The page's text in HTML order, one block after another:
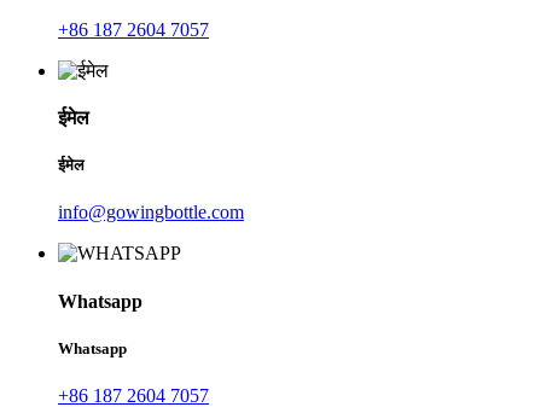
+86 187 2604 7057
ईमेल
ईमेल
info@gowingbottle.com
Whatsapp
Whatsapp
+86 187 2604 7057